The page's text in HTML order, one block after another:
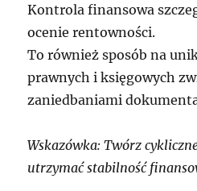
Kontrola finansowa
ocenie rentowności.
To również sposób na
prawnych i księgowych
zaniedbaniami
Wskazówka: Twórz
utrzymać stabilność